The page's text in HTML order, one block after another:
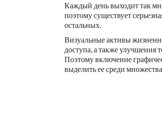
Каждый день выходит так
поэтому существует
остальных.
Визуальные активы
доступа, а также улучшения
Поэтому включение
выделить ее среди